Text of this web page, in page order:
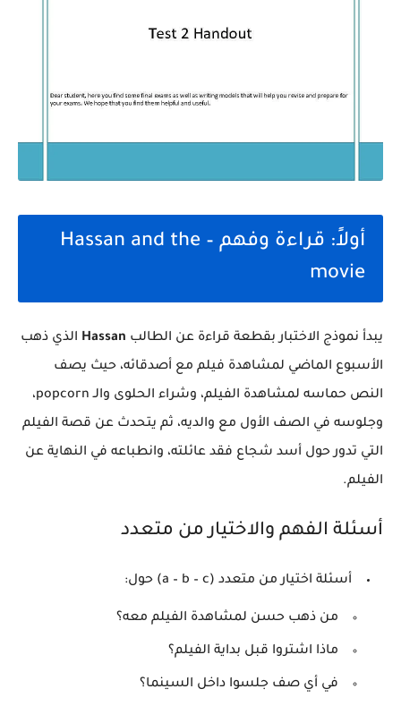
أولاً: قراءة وفهم – Hassan and the
movie
يبدأ نموذج الاختبار بقطعة قراءة عن الطالب Hassan الذي ذهب
الأسبوع الماضي لمشاهدة فيلم مع أصدقائه، حيث يصف
النص حماسه لمشاهدة الفيلم، وشراء الحلوى والـ popcorn،
وجلوسه في الصف الأول مع والديه، ثم يتحدث عن قصة الفيلم
التي تدور حول أسد شجاع فقد عائلته، وانطباعه في النهاية عن
الفيلم.
أسئلة الفهم والاختيار من متعدد
أسئلة اختيار من متعدد (a – b – c) حول:
من ذهب حسن لمشاهدة الفيلم معه؟
ماذا اشتروا قبل بداية الفيلم؟
في أي صف جلسوا داخل السينما؟